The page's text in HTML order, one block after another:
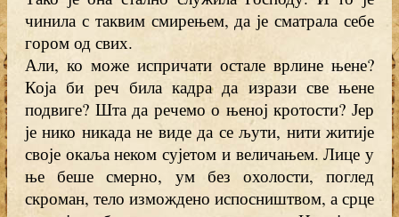
чинила с таквим смирењем, да је сматрала себе
гором од свих.
Али, ко може испричати остале врлине њене?
Која би реч била кадра да изрази све њене
подвиге? Шта да речемо о њеној кротости? Јер
је нико никада не виде да се љути, нити житије
своје окаља неком сујетом и величањем. Лице у
ње беше смерно, ум без охолости, поглед
скроман, тело измождено испосништвом, а срце